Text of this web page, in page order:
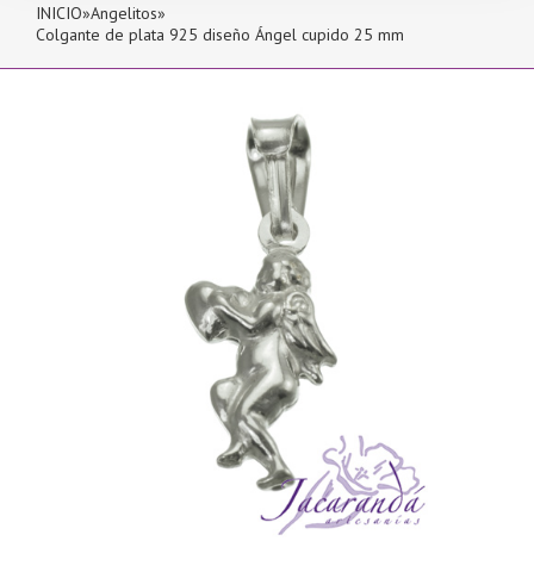
INICIO»Angelitos»
Colgante de plata 925 diseño Ángel cupido 25 mm